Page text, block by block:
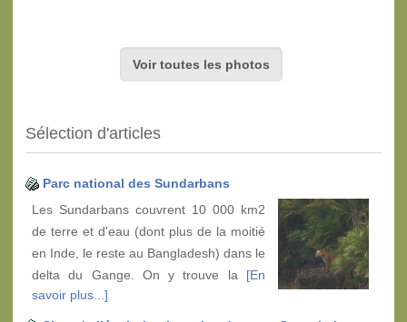
Voir toutes les photos
Sélection d'articles
Parc national des Sundarbans
Les Sundarbans couvrent 10 000 km2
de terre et d'eau (dont plus de la moitié
en Inde, le reste au Bangladesh) dans le
delta du Gange. On y trouve la [En
savoir plus...]